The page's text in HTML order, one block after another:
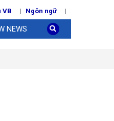
VB Ngôn ngữ
NEWS